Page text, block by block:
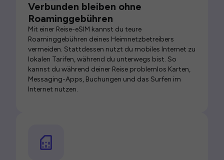
Verbunden bleiben ohne
Roaminggebühren
Mit einer Reise-eSIM kannst du teure
Roaminggebühren deines Heimnetzbetreibers
vermeiden. Stattdessen nutzt du mobiles Internet zu
lokalen Tarifen, während du unterwegs bist. So
kannst du während deiner Reise problemlos Karten,
Messaging-Apps, Buchungen und das Surfen im
Internet nutzen.